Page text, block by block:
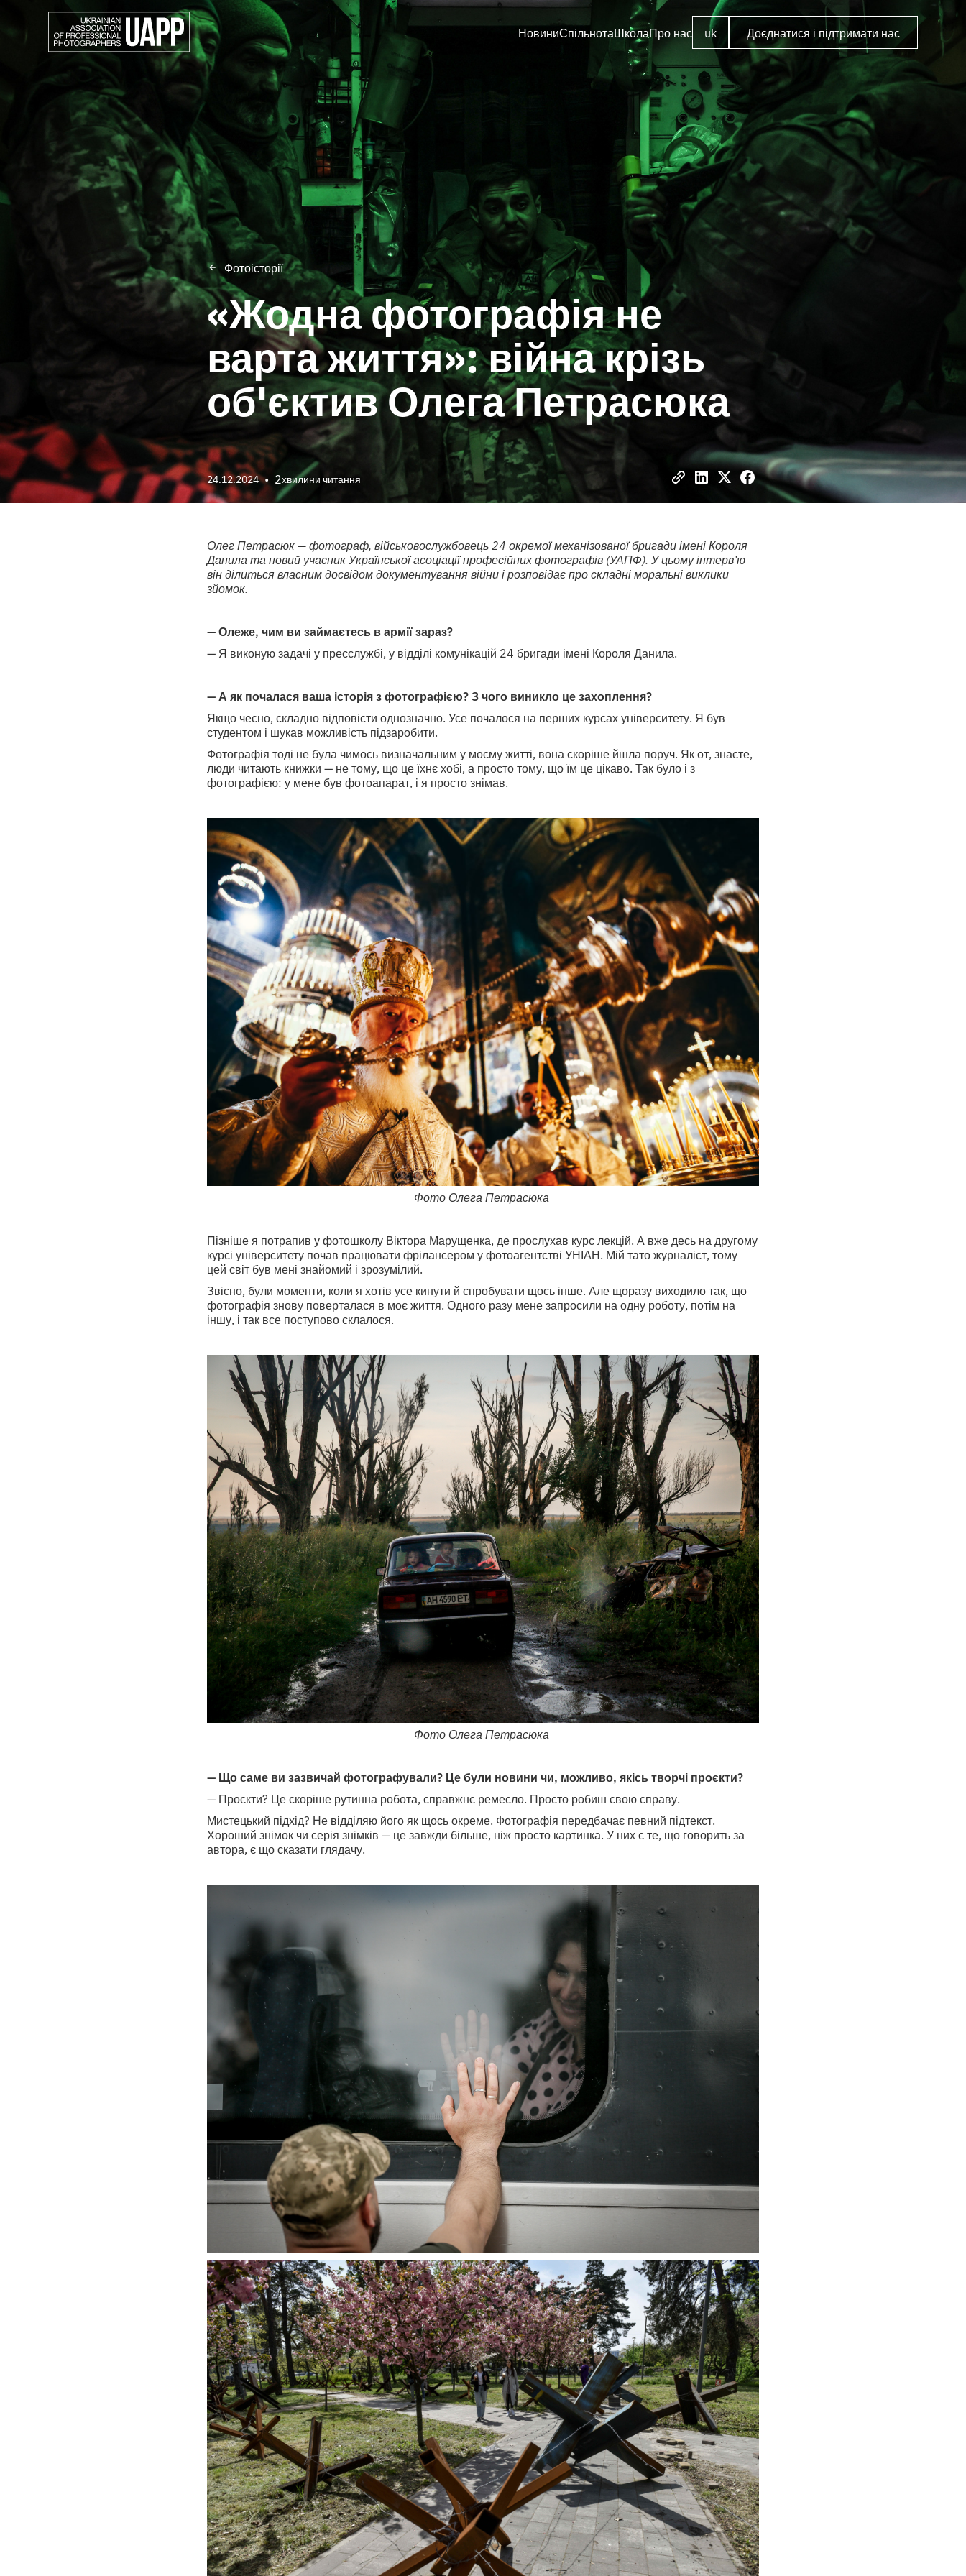
НовиниСпільнотаШколаПро нас uk Доєднатися і підтримати нас
Фотоісторії
«Жодна фотографія не
варта життя»: війна крізь
об'єктив Олега Петрасюка
24.12.2024 • 2хвилини читання
Олег Петрасюк — фотограф, військовослужбовець 24 окремої механізованої бригади імені Короля
Данила та новий учасник Української асоціації професійних фотографів (УАПФ). У цьому інтерв’ю
він ділиться власним досвідом документування війни і розповідає про складні моральні виклики
зйомок.
— Олеже, чим ви займаєтесь в армії зараз?
— Я виконую задачі у пресслужбі, у відділі комунікацій 24 бригади імені Короля Данила.
— А як почалася ваша історія з фотографією? З чого виникло це захоплення?
Якщо чесно, складно відповісти однозначно. Усе почалося на перших курсах університету. Я був
студентом і шукав можливість підзаробити.
Фотографія тоді не була чимось визначальним у моєму житті, вона скоріше йшла поруч. Як от, знаєте,
люди читають книжки — не тому, що це їхнє хобі, а просто тому, що їм це цікаво. Так було і з
фотографією: у мене був фотоапарат, і я просто знімав.
Фото Олега Петрасюка
Пізніше я потрапив у фотошколу Віктора Марущенка, де прослухав курс лекцій. А вже десь на другому
курсі університету почав працювати фрілансером у фотоагентстві УНІАН. Мій тато журналіст, тому
цей світ був мені знайомий і зрозумілий.
Звісно, були моменти, коли я хотів усе кинути й спробувати щось інше. Але щоразу виходило так, що
фотографія знову поверталася в моє життя. Одного разу мене запросили на одну роботу, потім на
іншу, і так все поступово склалося.
Фото Олега Петрасюка
— Що саме ви зазвичай фотографували? Це були новини чи, можливо, якісь творчі проєкти?
— Проєкти? Це скоріше рутинна робота, справжнє ремесло. Просто робиш свою справу.
Мистецький підхід? Не відділяю його як щось окреме. Фотографія передбачає певний підтекст.
Хороший знімок чи серія знімків — це завжди більше, ніж просто картинка. У них є те, що говорить за
автора, є що сказати глядачу.